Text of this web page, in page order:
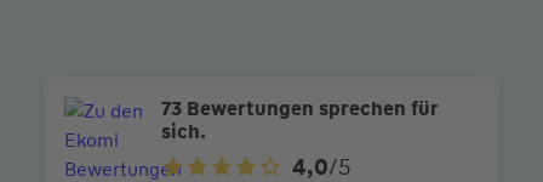
73 Bewertungen sprechen für
sich.
4,0/5